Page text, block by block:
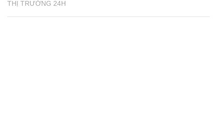
THỊ TRƯỜNG 24H